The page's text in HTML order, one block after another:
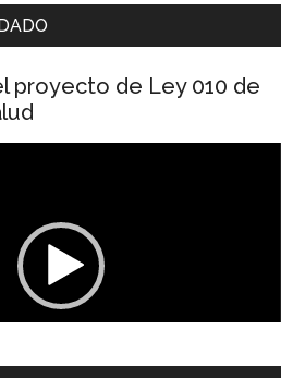
proyecto de Ley 010 de
01:04